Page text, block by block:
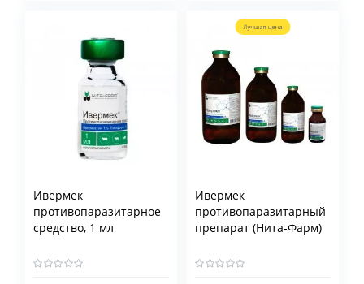
Ивермек
противопаразитарное
средство, 1 мл
Ивермек
противопаразитарный
препарат (Нита-Фарм)